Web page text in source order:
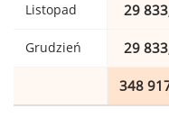
Listopad 29
Grudzień 29
348